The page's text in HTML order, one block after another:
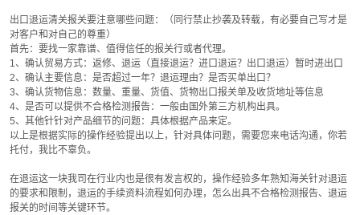
出口退运清关报关要注意哪些问题：（同行禁止抄袭及转载，有必要自己写才是
对客户和对自己的尊重）
首先：要找一家靠谱、值得信任的报关行或者代理。
1、确认贸易方式：返修、退运（直接退运？进口退运？出口退运）暂时进出口
2、确认主要信息：是否超过一年？退运理由？是否买单出口？
3、确认货物信息：数量、重量、货值、货物出口报关单及收货地址等信息
4、是否可以提供不合格检测报告：一般由国外第三方机构出具。
5、其他针针对产品细节的问题：具体根据产品来定。
以上是根据实际的操作经验提出以上，针对具体问题，需要您来电话沟通，你若
托付，我比不辜负。
在退运这一块我司在行业内也是很有发言权的，操作经验多年熟知海关针对退运
的要求和限制，退运的手续资料流程如何办理，怎么出具不合格检测报告、退运
报关的时间等关键环节。